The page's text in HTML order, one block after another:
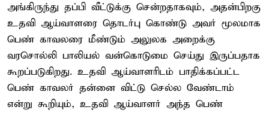
அங்கிருந்து தப்பி வீட்டுக்கு சென்றதாகவும், அதன்பிறகு
உதவி ஆய்வாளரை தொடர்பு கொண்டு அவர் மூலமாக
பெண் காவலரை மீண்டும் அலுலக அறைக்கு
வரசொல்லி பாலியல் வன்கொடுமை செய்து இருப்பதாக
கூறப்படுகிறது. உதவி ஆய்வாளரிடம் பாதிக்கப்பட்ட
பெண் காவலர் தன்னை விட்டு செல்ல வேண்டாம்
என்று கூறியும், உதவி ஆய்வாளர் அந்த பெண்